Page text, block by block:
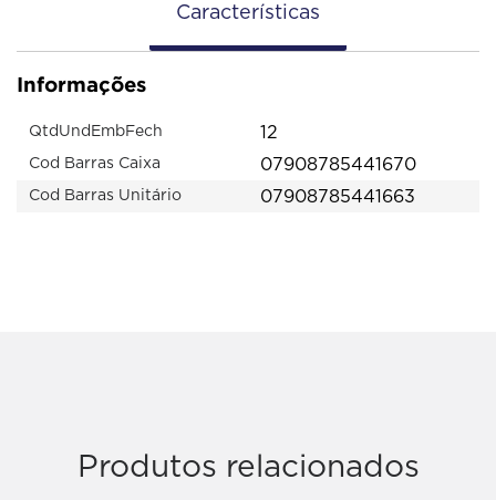
Características
Informações
QtdUndEmbFech 12
Cod Barras Caixa 07908785441670
Cod Barras Unitário 07908785441663
Produtos relacionados